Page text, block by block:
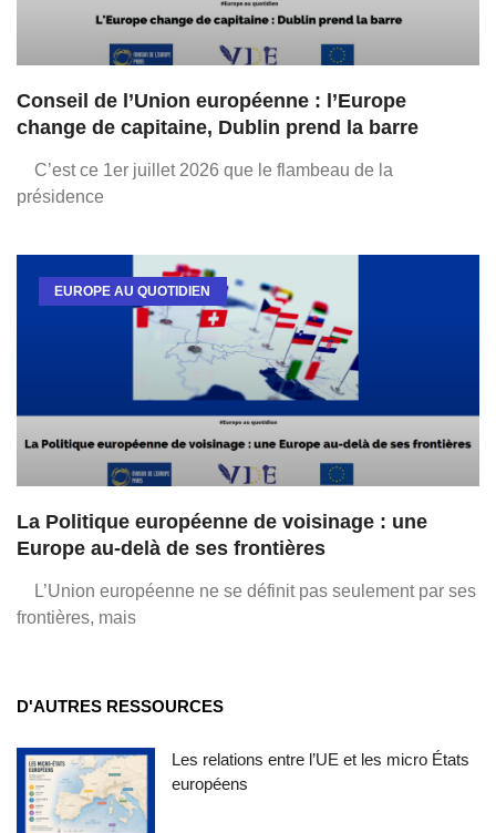
Conseil de l’Union européenne : l’Europe
change de capitaine, Dublin prend la barre
C’est ce 1er juillet 2026 que le flambeau de la
présidence
EUROPE AU QUOTIDIEN
La Politique européenne de voisinage : une
Europe au-delà de ses frontières
L’Union européenne ne se définit pas seulement par ses
frontières, mais
D'AUTRES RESSOURCES
Les relations entre l’UE et les micro États
européens